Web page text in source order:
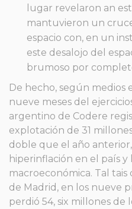
lugar revelaron an
mantuvieron un
espacio con, en un
este desalojo del
brumoso por
De hecho, según medios
nueve meses del
argentino de Codere
explotación de 31
doble que el año
hiperinflación en el país y
macroeconómica. Tal
de Madrid, en los nueve
perdió 54, six millones